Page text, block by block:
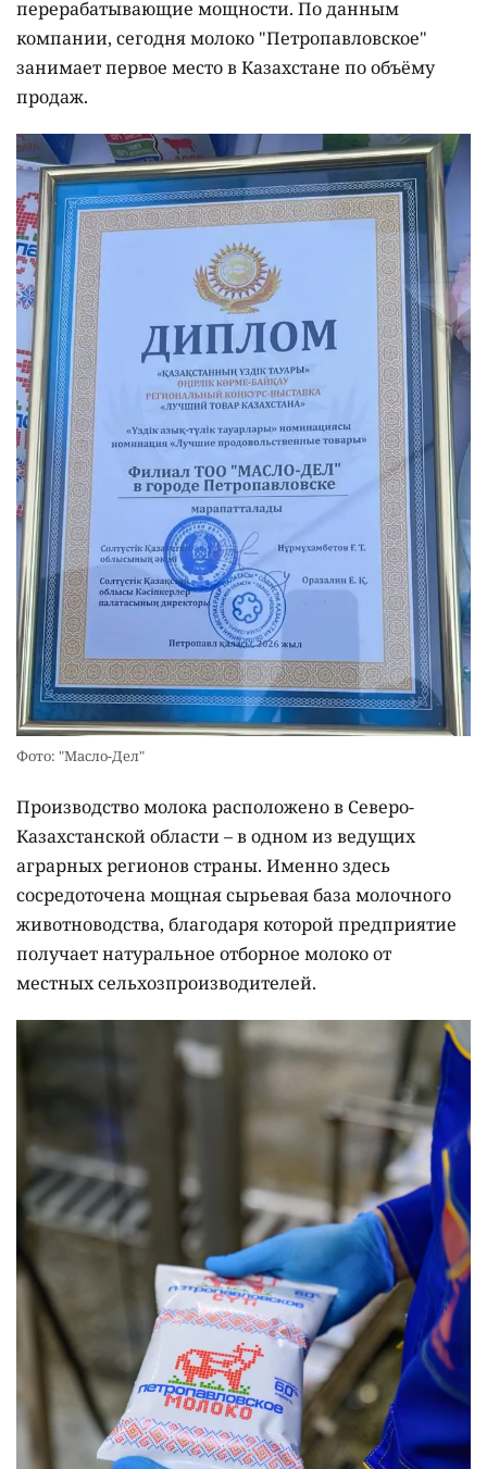
перерабатывающие мощности. По данным
компании, сегодня молоко "Петропавловское"
занимает первое место в Казахстане по объёму
продаж.
Фото: "Масло-Дел"
Производство молока расположено в Северо-
Казахстанской области – в одном из ведущих
аграрных регионов страны. Именно здесь
сосредоточена мощная сырьевая база молочного
животноводства, благодаря которой предприятие
получает натуральное отборное молоко от
местных сельхозпроизводителей.